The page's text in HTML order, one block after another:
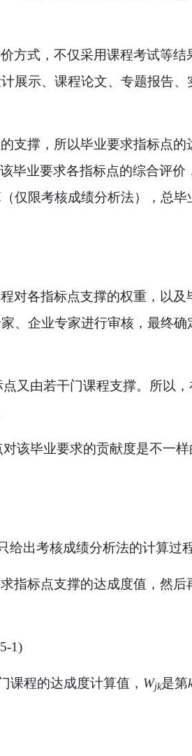
方式，不仅采用课程考试等结
展示、课程论文、专题报告
支撑，所以毕业要求指标点
毕业要求各指标点的综合评价
（仅限考核成绩分析法），总
对各指标点支撑的权重，以及
、企业专家进行审核，最终
又由若干门课程支撑。所以
该毕业要求的贡献度是不一
给出考核成绩分析法的计算过程
指标点支撑的达成度值，然后
1)
课程的达成度计算值， Wjk是第